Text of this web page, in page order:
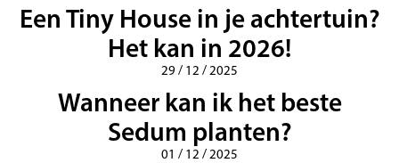
Een Tiny House in je achtertuin?
Het kan in 2026!
29 / 12 / 2025
Wanneer kan ik het beste
Sedum planten?
01 / 12 / 2025